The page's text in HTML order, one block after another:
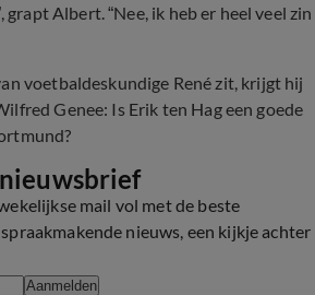
grapt Albert. “Nee, ik heb er heel veel zin
voetbaldeskundige René zit, krijgt hij
Genee: Is Erik ten Hag een goede
mail vol met de beste
nieuws, een kijkje achter
Aanmelden